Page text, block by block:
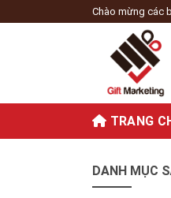
Chào mừng các
TRANG
DANH MỤC